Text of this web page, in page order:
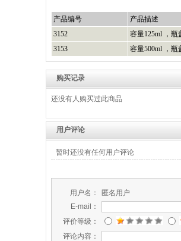
产品编号
产品描述
3152
容量125ml ，瓶
3153
容量500ml ，瓶
购买记录
还没有人购买过此商品
用户评论
暂时还没有任何用户评论
用户名：
匿名用户
E-mail：
评价等级：
评论内容：